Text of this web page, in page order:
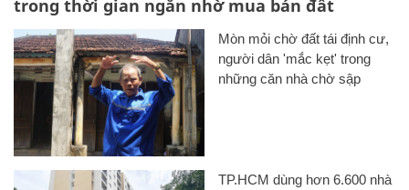
trong thời gian ngắn nhờ mua bán đất
Mòn mỏi chờ đất tái định cư,
người dân 'mắc kẹt' trong
những căn nhà chờ sập
TP.HCM dùng hơn 6.600 nhà